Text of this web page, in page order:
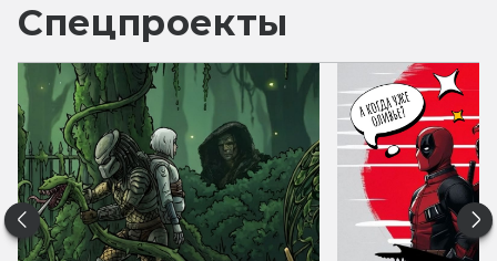
Спецпроекты